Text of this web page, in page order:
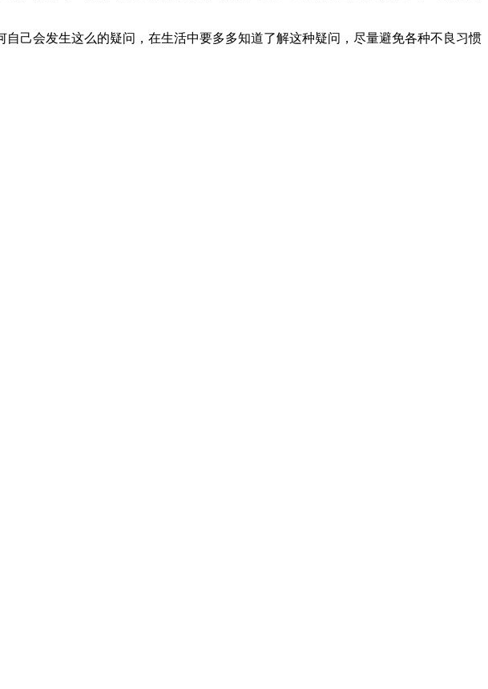
己会发生这么的疑问，在生活中要多多知道了解这种疑问，尽量避免各种不良习惯